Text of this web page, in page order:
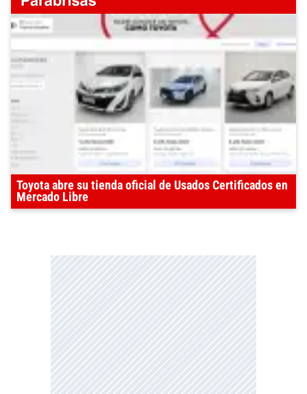
Toyota abre su tienda oficial de Usados Certificados en
Mercado Libre